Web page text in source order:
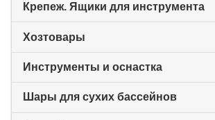
Крепеж. Ящики для инструмента
Хозтовары
Инструменты и оснастка
Шары для сухих бассейнов